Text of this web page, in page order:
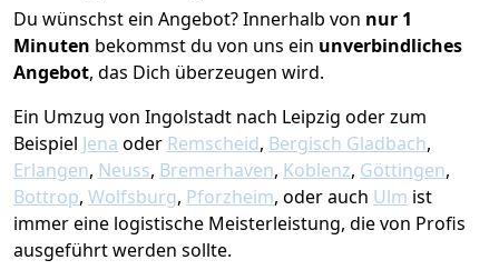
Du wünschst ein Angebot? Innerhalb von nur 1
Minuten bekommst du von uns ein unverbindliches
Angebot, das Dich überzeugen wird.
Ein Umzug von Ingolstadt nach Leipzig oder zum
Beispiel Jena oder Remscheid, Bergisch Gladbach,
Erlangen, Neuss, Bremer­haven, Koblenz, Göttingen,
Bottrop, Wolfsburg, Pforzheim, oder auch Ulm ist
immer eine logistische Meisterleistung, die von Profis
ausgeführt werden sollte.